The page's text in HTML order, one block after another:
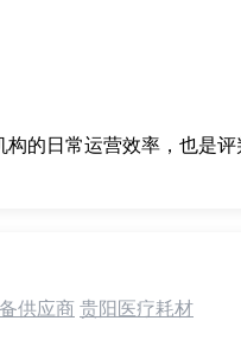
的日常运营效率，也是评
供应商贵阳医疗耗材